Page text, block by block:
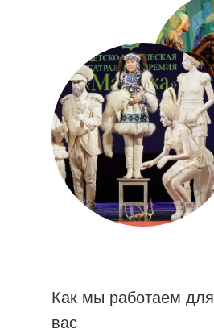
Как мы работаем для
вас